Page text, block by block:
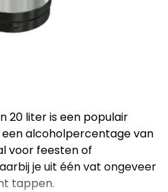
20 liter is een populair
alcoholpercentage van
voor feesten of
je uit één vat ongeveer
tappen.